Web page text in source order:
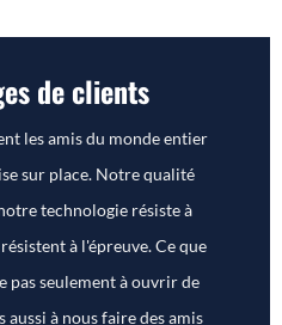
de clients
les amis du monde entier
sur place. Notre qualité
technologie résiste à
à l'épreuve. Ce que
pas seulement à ouvrir de
aussi à nous faire des amis